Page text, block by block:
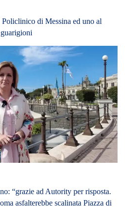
asfalterebbe scalinata Piazza di